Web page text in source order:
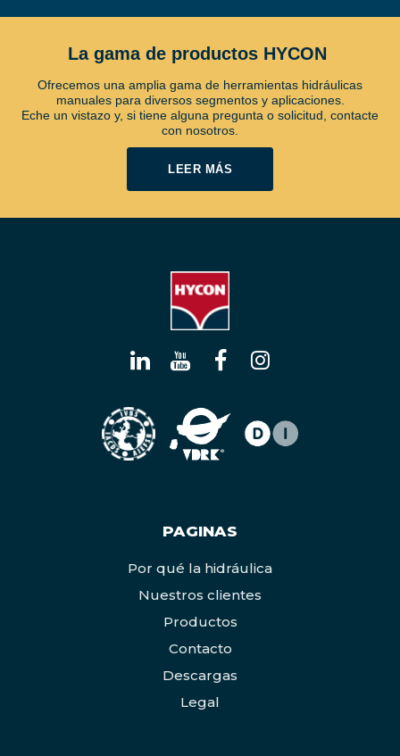
La gama de productos HYCON
Ofrecemos una amplia gama de herramientas hidráulicas
manuales para diversos segmentos y aplicaciones.
Eche un vistazo y, si tiene alguna pregunta o solicitud, contacte
con nosotros.
LEER MÁS
PAGINAS
Por qué la hidráulica
Nuestros clientes
Productos
Contacto
Descargas
Legal